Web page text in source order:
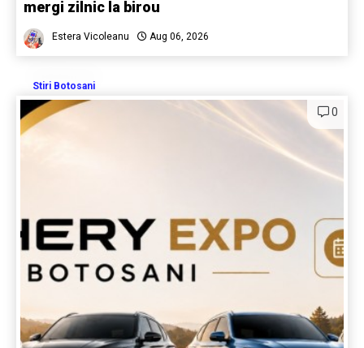
mergi zilnic la birou
Estera Vicoleanu Aug 06, 2026
Stiri Botosani
0